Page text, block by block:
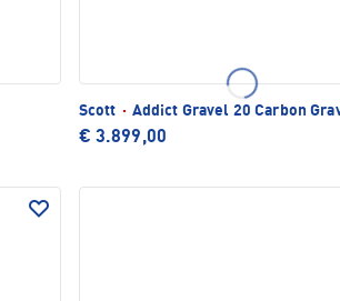
Scott · Addict Gravel 20 Carbon
€ 3.899,00